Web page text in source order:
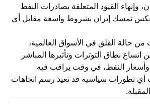
القيود المتعلقة بصادرات النفط
تمسك إيران بشروط واسعة مقابل أي
من حالة القلق في الأسواق العالمية،
نطاق التوترات وتأثيرها المباشر
النفط، في وقت يراقب فيه
تطورات سياسية قد تعيد رسم اتجاهات